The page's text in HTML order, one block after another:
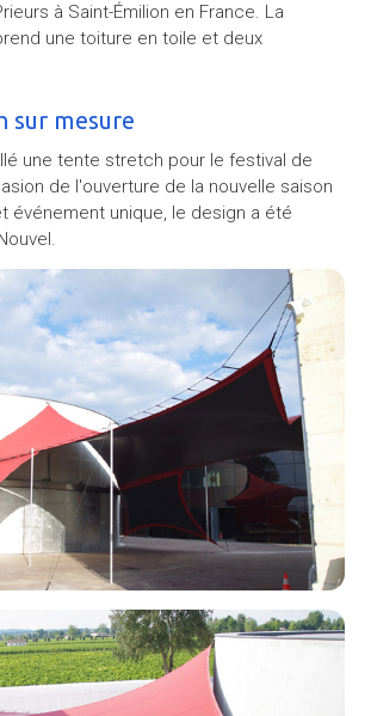
à Saint-Émilion en France. La
une toiture en toile et deux
sur mesure
une tente stretch pour le festival de
de l'ouverture de la nouvelle saison
événement unique, le design a été